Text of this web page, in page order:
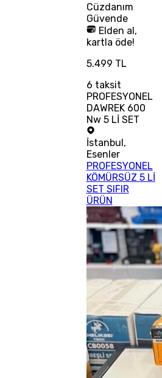
Cüzdanım
Güvende
Elden al,
kartla öde!
5.499 TL
6 taksit
PROFESYONEL
DAWREK 600
Nw 5 Lİ SET
İstanbul,
Esenler
PROFESYONEL
KÖMÜRSÜZ 5 Lİ
SET SIFIR
ÜRÜN